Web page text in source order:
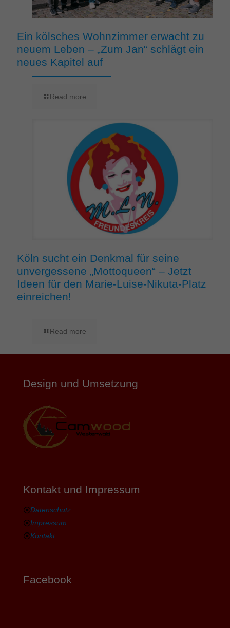
Ein kölsches Wohnzimmer erwacht zu
neuem Leben – „Zum Jan“ schlägt ein
neues Kapitel auf
Read more
Köln sucht ein Denkmal für seine
unvergessene „Mottoqueen“ – Jetzt
Ideen für den Marie-Luise-Nikuta-Platz
einreichen!
Read more
Design und Umsetzung
Kontakt und Impressum
Datenschutz
Impressum
Kontakt
Facebook